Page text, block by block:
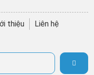
thiệu Liên hệ